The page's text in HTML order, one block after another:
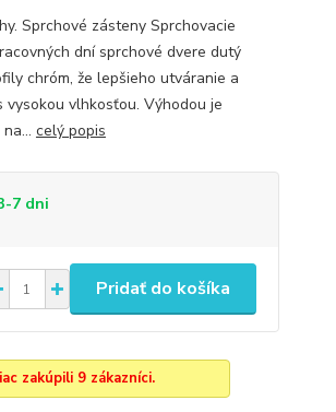
Sprchové zásteny Sprchovacie
dní sprchové dvere dutý
chróm, že lepšieho utváranie a
vlhkosťou. Výhodou je
celý popis
7 dni
Pridať do košíka
zakúpili 9 zákazníci.